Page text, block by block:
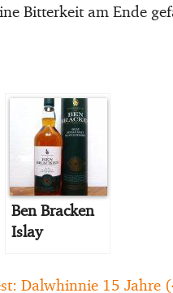
Bitterkeit am Ende
Ben Bracken
Islay
Dalwhinnie 15 Jahre